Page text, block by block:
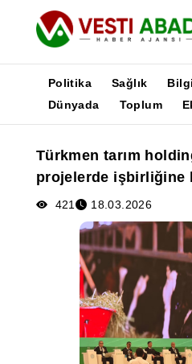
Yayınlar
Medya
Poster
Politika Sağlık Bilgi
Dünyada
Toplum
Türkmen tarım
projelerde işbirliğine
421 18.03.2026